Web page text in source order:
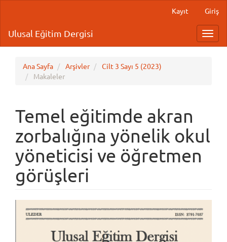
Content
Sidebar
Kayıt Giriş
Ulusal Eğitim Dergisi
Ana Sayfa Arşivler
Cilt 3 Sayı 5 (2023)
Makaleler
Temel eğitimde akran
zorbalığına yönelik okul
yöneticisi ve öğretmen
görüşleri
Article
Sidebar